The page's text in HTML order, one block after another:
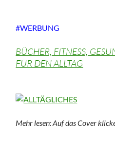
#WERBUNG
BÜCHER, FITNESS,
FÜR DEN ALLTAG
Mehr lesen: Auf das Cover